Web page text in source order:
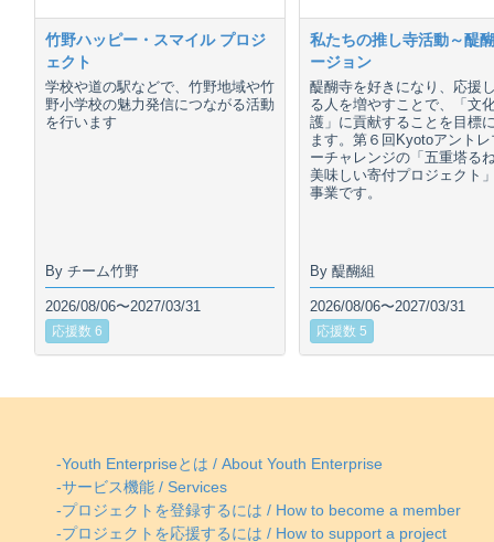
竹野ハッピー・スマイル プロジ
ェクト
学校や道の駅などで、竹野地域や竹
野小学校の魅力発信につながる活動
を行います
By チーム竹野
2026/08/06〜2027/03/31
応援数 6
私たちの推し寺活動～醍
ージョン
醍醐寺を好きになり、応援
る人を増やすことで、「文
護」に貢献することを目標
ます。第６回Kyotoアント
ーチャレンジの「五重塔る
美味しい寄付プロジェクト
事業です。
By 醍醐組
2026/08/06〜2027/03/31
応援数 5
-Youth Enterpriseとは / About Youth Enterprise
-サービス機能 / Services
-プロジェクトを登録するには / How to become a member
-プロジェクトを応援するには / How to support a project